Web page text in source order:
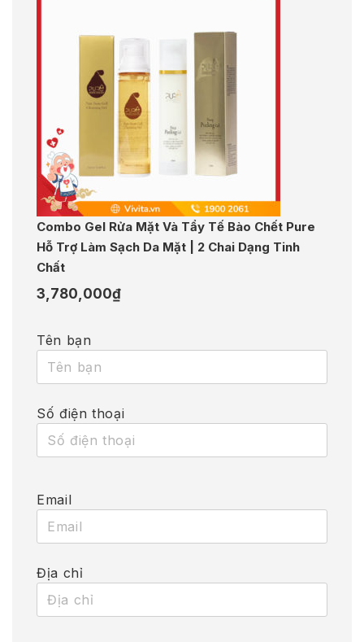
Combo Gel Rửa Mặt Và Tẩy Tế Bào Chết Pure
Hỗ Trợ Làm Sạch Da Mặt | 2 Chai Dạng Tinh
Chất
3,780,000₫
Tên bạn
Số điện thoại
Email
Địa chỉ